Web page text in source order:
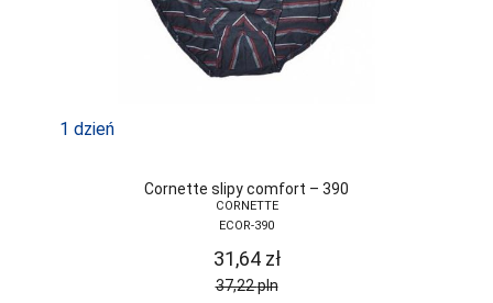
1 dzień
Cornette slipy comfort – 390
CORNETTE
ECOR-390
31,64 zł
37,22pln